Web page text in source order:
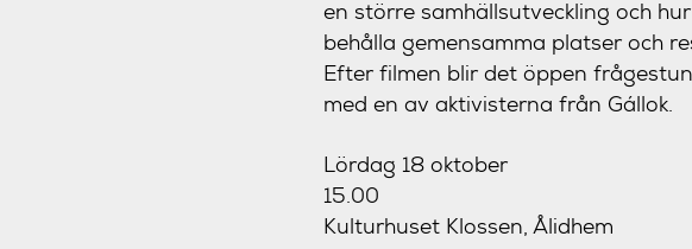
en större samhällsutveckling och
behålla gemensamma platser och
Efter filmen blir det öppen
med en av aktivisterna från Gállok.
Lördag 18 oktober
15.00
Kulturhuset Klossen, Ålidhem